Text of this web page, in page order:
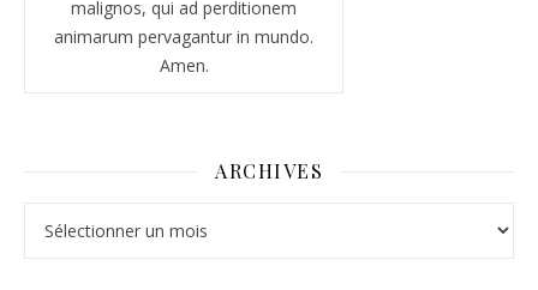
malignos, qui ad perditionem
animarum pervagantur in mundo.
Amen.
ARCHIVES